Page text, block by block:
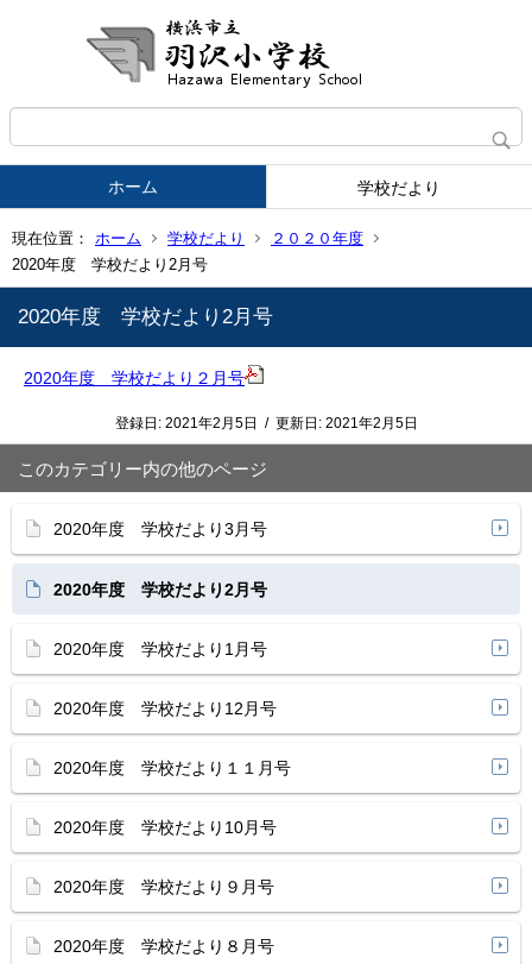
ホーム 学校だより
現在位置： ホーム 学校だより
２０２０年度
2020年度 学校だより2月号
2020年度 学校だより2月号
2020年度 学校だより２月号
登録日: 2021年2月5日 / 更新日: 2021年2月5日
このカテゴリー内の他のページ
2020年度 学校だより3月号
2020年度 学校だより2月号
2020年度 学校だより1月号
2020年度 学校だより12月号
2020年度 学校だより１１月号
2020年度 学校だより10月号
2020年度 学校だより９月号
2020年度 学校だより８月号